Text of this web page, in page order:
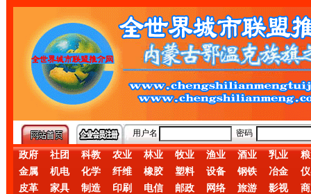
用户名 密码
政府 社团 科教 农业 林业 牧业 渔业 酒业 乳业
金属
机电 化学 纤维 橡胶 塑料 设备 钢铁 冶金
皮革
家具 制造 印刷 电信 邮政 网络 旅游 影视